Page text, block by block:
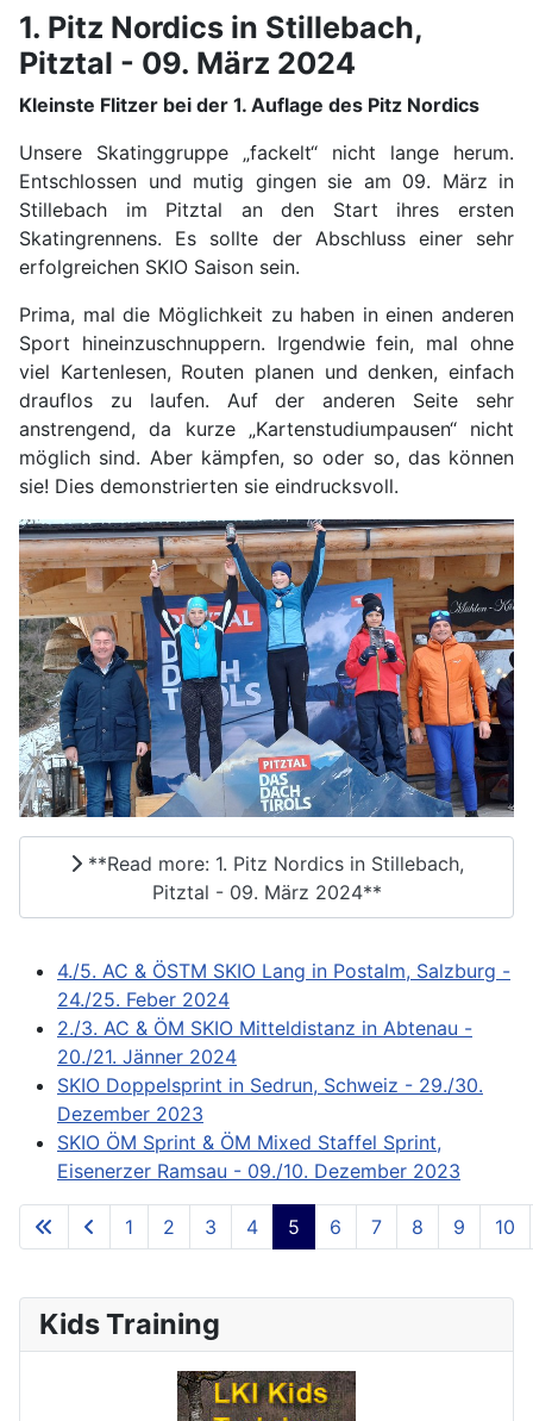
1. Pitz Nordics in Stillebach,
Pitztal - 09. März 2024
Kleinste Flitzer bei der 1. Auflage des Pitz Nordics
Unsere Skatinggruppe „fackelt“ nicht lange herum.
Entschlossen und mutig gingen sie am 09. März in
Stillebach im Pitztal an den Start ihres ersten
Skatingrennens. Es sollte der Abschluss einer sehr
erfolgreichen SKIO Saison sein.
Prima, mal die Möglichkeit zu haben in einen anderen
Sport hineinzuschnuppern. Irgendwie fein, mal ohne
viel Kartenlesen, Routen planen und denken, einfach
drauflos zu laufen. Auf der anderen Seite sehr
anstrengend, da kurze „Kartenstudiumpausen“ nicht
möglich sind. Aber kämpfen, so oder so, das können
sie! Dies demonstrierten sie eindrucksvoll.
**Read more: 1. Pitz Nordics in Stillebach,
Pitztal - 09. März 2024**
4./5. AC & ÖSTM SKIO Lang in Postalm, Salzburg -
24./25. Feber 2024
2./3. AC & ÖM SKIO Mitteldistanz in Abtenau -
20./21. Jänner 2024
SKIO Doppelsprint in Sedrun, Schweiz - 29./30.
Dezember 2023
SKIO ÖM Sprint & ÖM Mixed Staffel Sprint,
Eisenerzer Ramsau - 09./10. Dezember 2023
**Page 5 of 73**
1 2 3 4 5 6 7 8 9 10
Kids Training